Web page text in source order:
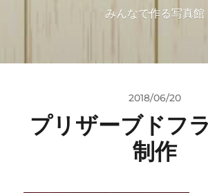
みんなで作る写真館
2018/06/20
プリザーブドフ
制作